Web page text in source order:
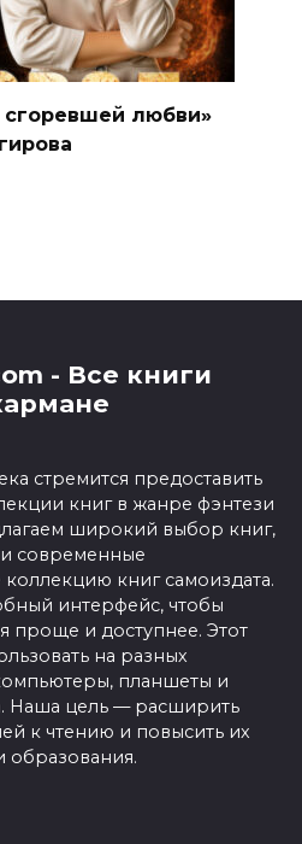
сгоревшей любви»
- Все книги
стремится предоставить
книг в жанре фэнтези
широкий выбор книг,
и современные
книг самоиздата.
интерфейс, чтобы
проще и доступнее. Этот
на разных
планшеты и
Наша цель — расширить
к чтению и повысить их
образования.